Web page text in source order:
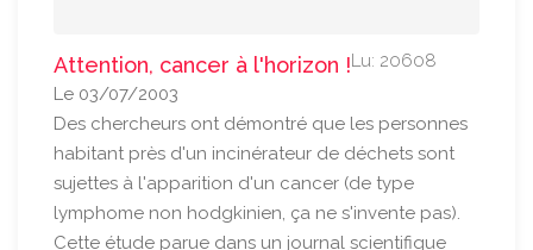
Attention, cancer à l'horizon !Lu: 20608
Le 03/07/2003
Des chercheurs ont démontré que les personnes
habitant près d'un incinérateur de déchets sont
sujettes à l'apparition d'un cancer (de type
lymphome non hodgkinien, ça ne s'invente pas).
Cette étude parue dans un journal scientifique